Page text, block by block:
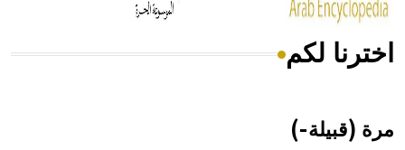
هل تعلم أن الأبسيد كلمة فرنسية اللفظ تم اعتمادها مصطلحاً
اخترنا لكم
مرة (قبيلة-)